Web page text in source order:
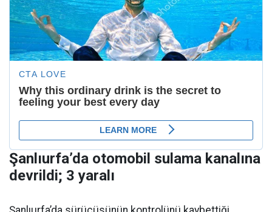
Şanlıurfa’da otomobil sulama kanalına
devrildi; 3 yaralı